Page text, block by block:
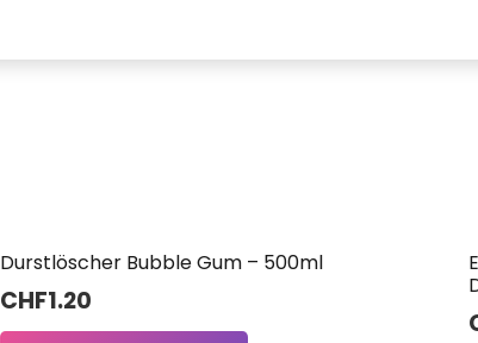
Durstlöscher Bubble Gum – 500ml
CHF1.20